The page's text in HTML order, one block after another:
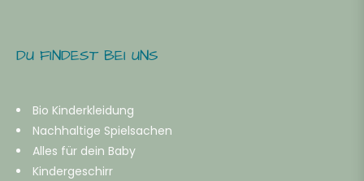
DU FINDEST BEI UNS
Bio Kinderkleidung
Nachhaltige Spielsachen
Alles für dein Baby
Kindergeschirr